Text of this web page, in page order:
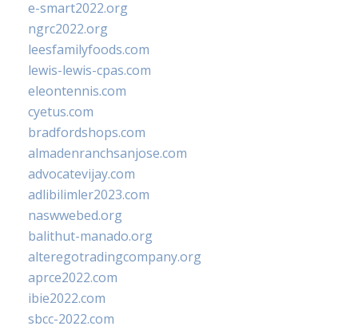
e-smart2022.org
ngrc2022.org
leesfamilyfoods.com
lewis-lewis-cpas.com
eleontennis.com
cyetus.com
bradfordshops.com
almadenranchsanjose.com
advocatevijay.com
adlibilimler2023.com
naswwebed.org
balithut-manado.org
alteregotradingcompany.org
aprce2022.com
ibie2022.com
sbcc-2022.com